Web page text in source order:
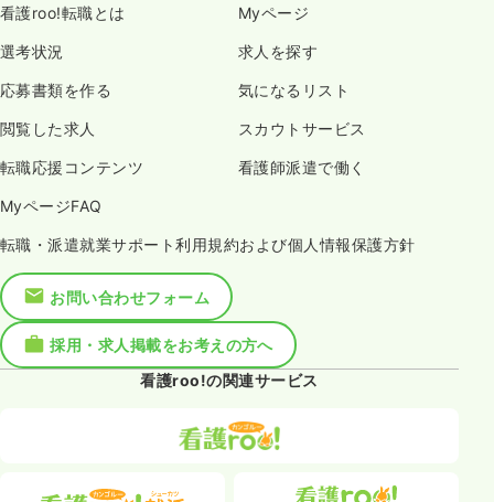
看護roo!転職とは Myページ
選考状況 求人を探す
応募書類を作る 気になるリスト
閲覧した求人 スカウトサービス
転職応援コンテンツ 看護師派遣で働く
MyページFAQ
転職・派遣就業サポート利用規約および個人情報保護方針
お問い合わせフォーム
採用・求人掲載をお考えの方へ
看護roo!の関連サービス